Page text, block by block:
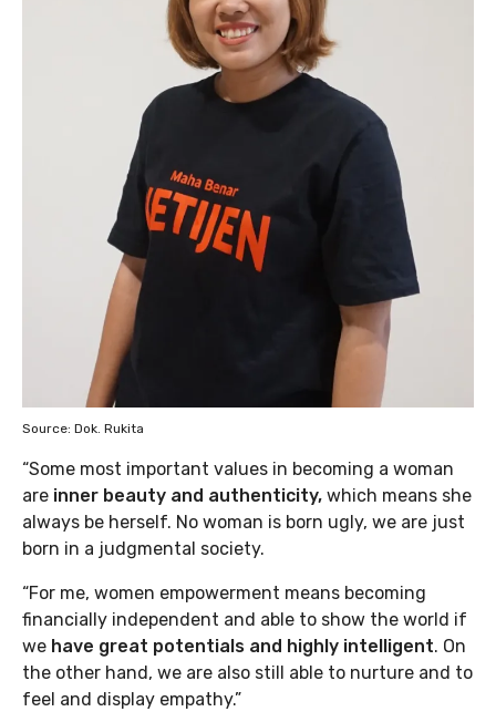
Source: Dok. Rukita
“Some most important values in becoming a woman
are inner beauty and authenticity, which means she
always be herself. No woman is born ugly, we are just
born in a judgmental society.
“For me, women empowerment means becoming
financially independent and able to show the world if
we have great potentials and highly intelligent. On
the other hand, we are also still able to nurture and to
feel and display empathy.”